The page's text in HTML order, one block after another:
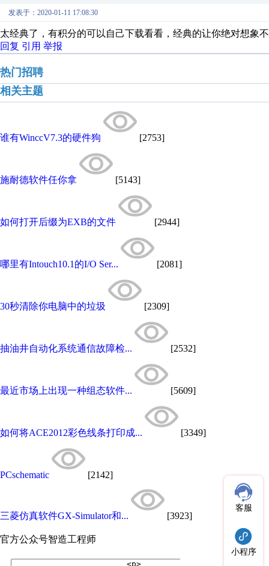
发表于：2020-01-11 17:08:30
太经典了，有积分的可以自己下载看看，经典的让你绝对想象
回复 引用 举报
热门招聘
相关主题
谁有WinccV7.3的硬件狗 [2753]
施耐德软件任你拿 [5143]
如何打开后缀为EXB的文件 [2944]
哪里有Intouch10.1的I/O Ser... [2081]
30秒清除你电脑中的垃圾 [2309]
抽油井自动化系统通信故障检... [2532]
最近市场上出现一种组态软件... [5609]
如何将ACE2012彩色线条打印成... [3349]
PCschematic [2142]
三菱仿真软件GX-Simulator和... [3923]
官方公众号智造工程师
客服
小程序